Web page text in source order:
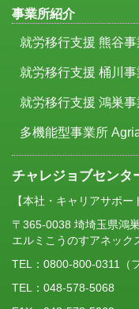
事業所紹介
就労移行支援 熊谷
就労移行支援 桶川
就労移行支援 鴻巣
多機能型事業所
チャレジョブセンタ
【本社・キャリアサポー
〒365-0038 埼埼玉県鴻
エルミこうのすアネック
TEL： 0800-800-0311 （
TEL：048-578-5068